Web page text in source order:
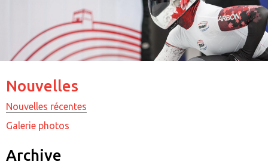
Nouvelles
Nouvelles récentes
Galerie photos
Archive